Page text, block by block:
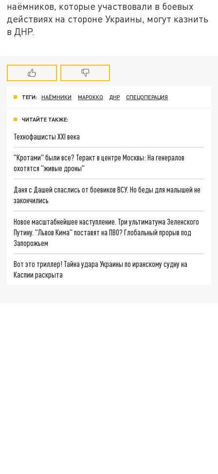
наёмников, которые участвовали в боевых
действиях на стороне Украины, могут казнить
в ДНР.
ТЕГИ: НАЁМНИКИ МАРОККО ДНР СПЕЦОПЕРАЦИЯ
ЧИТАЙТЕ ТАКЖЕ:
Технофашисты XXI века
"Кротами" были все? Теракт в центре Москвы: На генералов
охотятся "живые дроны"
Даня с Дашей спаслись от боевиков ВСУ. Но беды для малышей не
закончились
Новое масштабнейшее наступление. Три ультиматума Зеленского
Путину. "Львов Кима" поставят на ПВО? Глобальный прорыв под
Запорожьем
Вот это триллер! Тайна удара Украины по иранскому судну на
Каспии раскрыта